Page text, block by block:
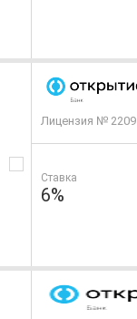
Лицензия № 2209
Ставка
6%